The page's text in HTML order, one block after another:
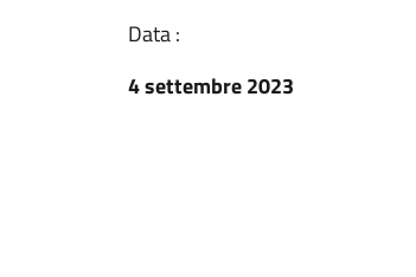
Data :
4 settembre 2023